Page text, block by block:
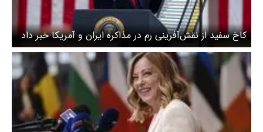
کاخ سفید از نقش‌آفرینی رم در مذاکره ایران و آمریکا خبر داد